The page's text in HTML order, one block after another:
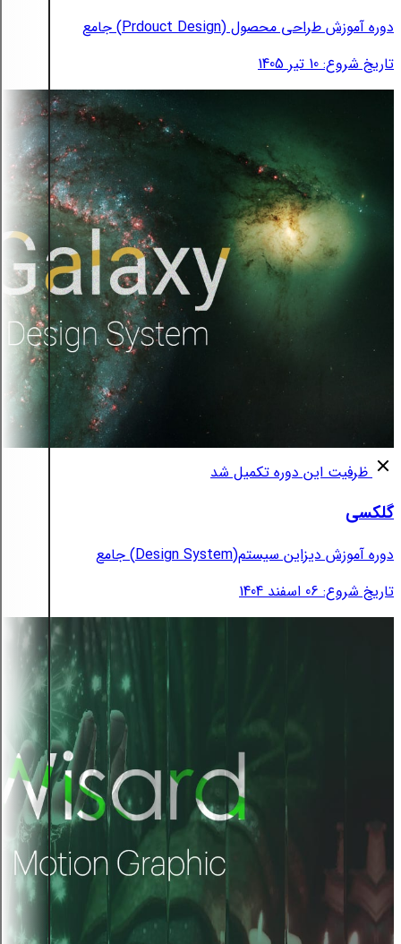
دوره آموزش طراحی محصول (Prdouct Design) جامع
تاریخ شروع: 10 تیر 1405
ظرفیت این دوره تکمیل شد
گلکسی
دوره آموزش دیزاین سیستم(Design System) جامع
تاریخ شروع: 06 اسفند 1404